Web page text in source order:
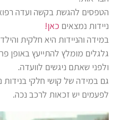
הטפסים להגשת בקשה ועדה
ניידות נמצאים כאן!
במידה והניידות היא חלקית
גלגלים מומלץ להתייעץ באופן
ולפני שאתם ניגשים לוועדה.
גם במידה של קושי חלקי בנידות
לפעמים יש זכאות לרכב נכה.